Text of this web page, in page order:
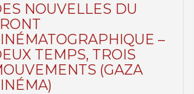
NOUVELLES DU
–
TEMPS, TROIS
(GAZA